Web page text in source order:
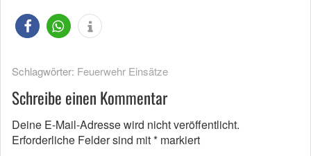
Schlagwörter: Feuerwehr Einsätze
Schreibe einen Kommentar
Deine E-Mail-Adresse wird nicht veröffentlicht.
Erforderliche Felder sind mit* markiert